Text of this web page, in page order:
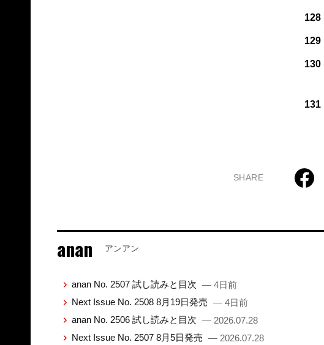
128
129
130
131
SHARE
anan アンアン
anan No. 2507 試し読みと目次 — 4日前
Next Issue No. 2508 8月19日発売 — 4日前
anan No. 2506 試し読みと目次 — 2026.07.28
Next Issue No. 2507 8月5日発売 — 2026.07.28